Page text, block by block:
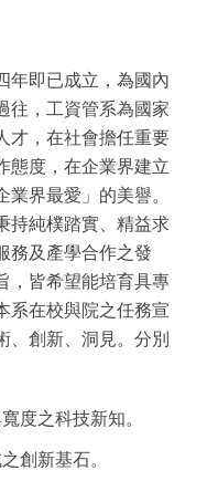
年即已成立，為國內
往，工資管系為國家
才，在社會擔任重要
態度，在企業界建立
界最愛」的美譽。
持純樸踏實、精益求
務及產學合作之發
，皆希望能培育具專
系在校與院之任務宣
、創新、洞見。分別
度之科技新知。
創新基石。